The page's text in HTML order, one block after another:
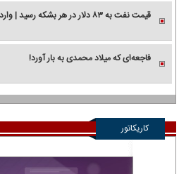
قیمت نفت به ۸۳ دلار در هر بشکه رسید | واردات نفت آمریکا از عربستان صفر شد
فاجعه‌ای که میلاد محمدی به بار آورد!
کاریکاتور